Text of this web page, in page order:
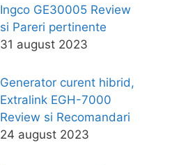
Ingco GE30005 Review
si Pareri pertinente
31 august 2023
Generator curent hibrid,
Extralink EGH-7000
Review si Recomandari
24 august 2023